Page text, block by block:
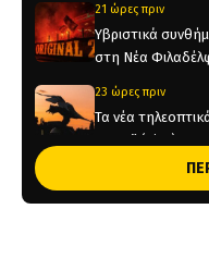
21 ώρες πριν
Υβριστικά
στη Νέα
23 ώρες πριν
Τα νέα
Arena” (pics)